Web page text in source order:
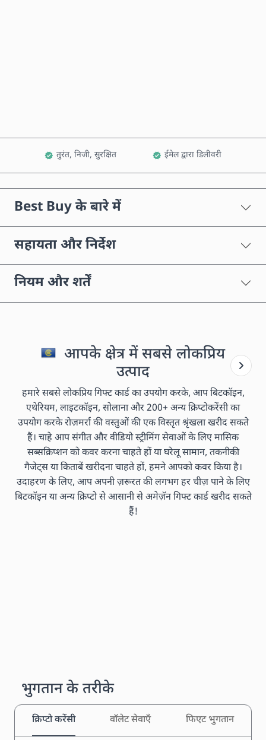
तुरंत, निजी, सुरक्षित ईमेल द्वारा डिलीवरी
Best Buy के बारे में
सहायता और निर्देश
नियम और शर्तें
आपके क्षेत्र में सबसे लोकप्रिय
उत्पाद
हमारे सबसे लोकप्रिय गिफ्ट कार्ड का उपयोग करके, आप बिटकॉइन,
एथेरियम, लाइटकॉइन, सोलाना और 200+ अन्य क्रिप्टोकरेंसी का
उपयोग करके रोज़मर्रा की वस्तुओं की एक विस्तृत श्रृंखला खरीद सकते
हैं। चाहे आप संगीत और वीडियो स्ट्रीमिंग सेवाओं के लिए मासिक
सब्सक्रिप्शन को कवर करना चाहते हों या घरेलू सामान, तकनीकी
गैजेट्स या किताबें खरीदना चाहते हों, हमने आपको कवर किया है।
उदाहरण के लिए, आप अपनी ज़रूरत की लगभग हर चीज़ पाने के लिए
बिटकॉइन या अन्य क्रिप्टो से आसानी से अमेज़ॅन गिफ्ट कार्ड खरीद सकते
हैं!
भुगतान के तरीके
क्रिप्टो करेंसी वॉलेट सेवाएँ फिएट भुगतान